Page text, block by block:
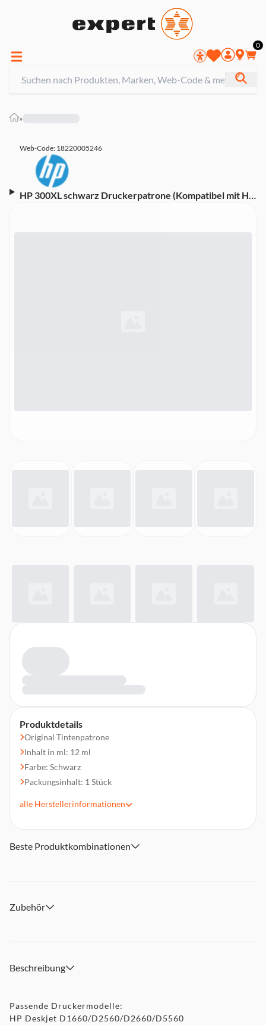
0
»
Web-Code: 18220005246
HP 300XL schwarz Druckerpatrone (Kompatibel mit HP
Produktdetails
Original Tintenpatrone
Inhalt in ml: 12 ml
Farbe: Schwarz
Packungsinhalt: 1 Stück
alle Herstellerinformationen
Beste Produktkombinationen
Zubehör
Beschreibung
Passende Druckermodelle:
HP Deskjet D1660/D2560/D2660/D5560